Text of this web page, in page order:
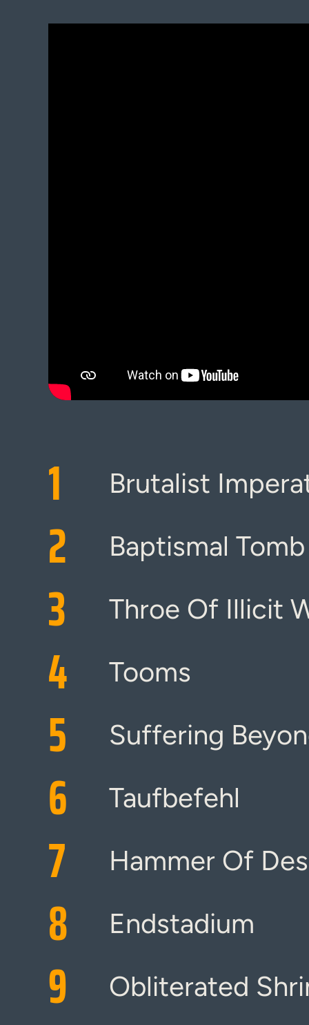
1 Brutalist
2 Baptismal Tomb
3 Throe Of Illicit
4 Tooms
5 Suffering
6 Taufbefehl
7 Hammer Of
8 Endstadium
9 Obliterated